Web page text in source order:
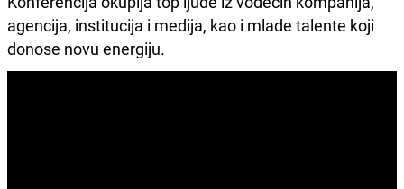
agencija, institucija i medija, kao i mlade talente koji
donose novu energiju.